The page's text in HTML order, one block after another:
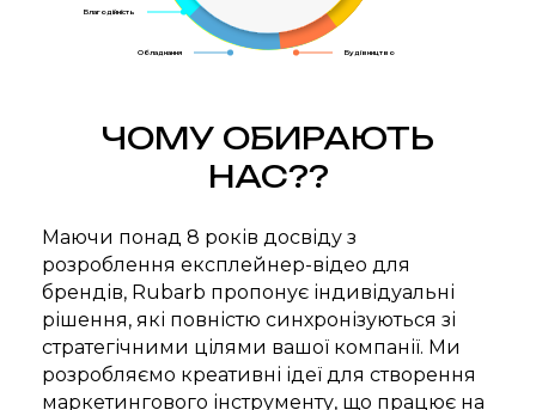
Благодійність
Обладнання Будівництво
ЧОМУ ОБИРАЮТЬ
НАС??
Маючи понад 8 років досвіду з
розроблення експлейнер-відео для
брендів, Rubarb пропонує індивідуальні
рішення, які повністю синхронізуються зі
стратегічними цілями вашої компанії. Ми
розробляємо креативні ідеї для створення
маркетингового інструменту, що працює на